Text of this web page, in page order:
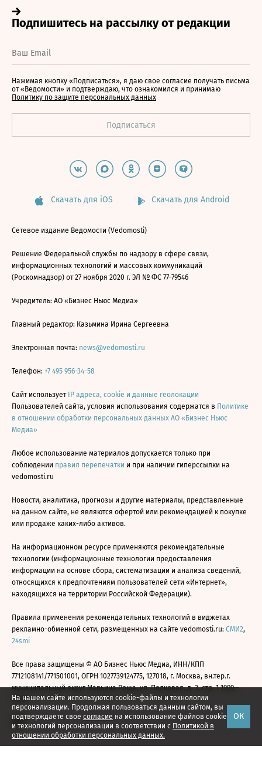
На нашем сайте используются cookie-файлы и технологии
персонализации. Продолжая пользоваться данным сайтом, вы
подтверждаете свое согласие на использование файлов cookie
и технологий персонализации в соответствии с Политикой в
отношении обработки персональных данных.
ОК
Нажимая кнопку «Подписаться», я даю свое согласие получать письма
от «Ведомости» и подтверждаю, что ознакомился и принимаю
Политику по защите персональных данных
Скачать для iOS Скачать для Android
Сетевое издание Ведомости (Vedomosti)
Решение Федеральной службы по надзору в сфере связи,
информационных технологий и массовых коммуникаций
(Роскомнадзор) от 27 ноября 2020 г. ЭЛ № ФС 77-79546
Учредитель: АО «Бизнес Ньюс Медиа»
Главный редактор: Казьмина Ирина Сергеевна
Электронная почта: news@vedomosti.ru
Телефон: +7 495 956-34-58
Сайт использует IP адреса, cookie и данные геолокации
Пользователей сайта, условия использования содержатся в Политике
в отношении обработки персональных данных АО «Бизнес Ньюс
Медиа»
Любое использование материалов допускается только при
соблюдении правил перепечатки и при наличии гиперссылки на
vedomosti.ru
Новости, аналитика, прогнозы и другие материалы, представленные
на данном сайте, не являются офертой или рекомендацией к покупке
или продаже каких-либо активов.
На информационном ресурсе применяются рекомендательные
технологии (информационные технологии предоставления
информации на основе сбора, систематизации и анализа сведений,
относящихся к предпочтениям пользователей сети «Интернет»,
находящихся на территории Российской Федерации).
Правила применения рекомендательных технологий в виджетах
рекламно-обменной сети, размещенных на сайте vedomosti.ru: СМИ2,
24smi
Все права защищены © АО Бизнес Ньюс Медиа, ИНН/КПП
7712108141/771501001, ОГРН 1027739124775, 127018, г. Москва, вн.тер.г.
муниципальный округ Марьина Роща, ул. Полковая, д. 3, стр. 1 1999—
2026